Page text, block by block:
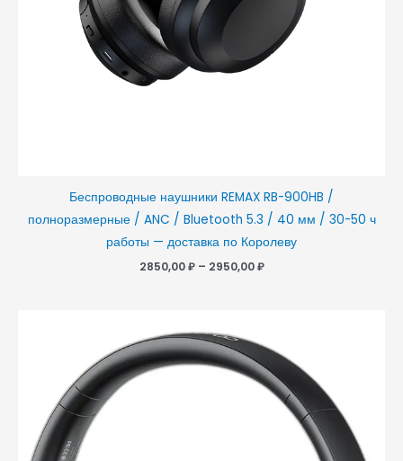
Беспроводные наушники REMAX RB-900HB /
полноразмерные / ANC / Bluetooth 5.3 / 40 мм / 30-50 ч
работы — доставка по Королеву
2850,00₽ – 2950,00₽